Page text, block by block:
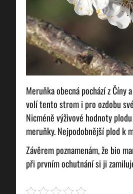
Meruňka obecná pochází z
volí tento strom i pro ozdobu
Nicméně výživové hodnoty
meruňky. Nejpodobnější plod k
Závěrem poznamenám, že bio
při prvním ochutnání si ji